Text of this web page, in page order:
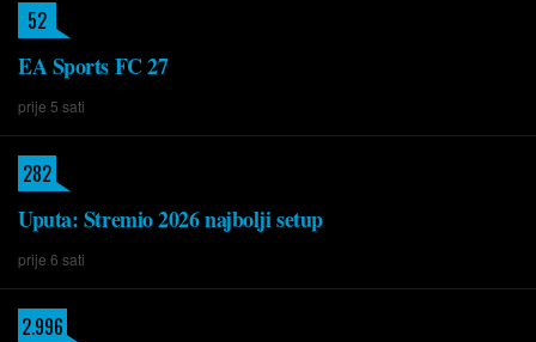
EA Sports FC 27
prije 5 sati
52
Uputa: Stremio 2026 najbolji setup
prije 6 sati
282
2.996